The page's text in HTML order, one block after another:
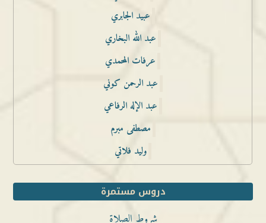
عبيد الجابري
عبد الله البخاري
عرفات المحمدي
عبد الرحمن كوني
عبد الإله الرفاعي
مصطفى مبرم
وليد فلاتي
دروس مستمرة
شروط الصلاة